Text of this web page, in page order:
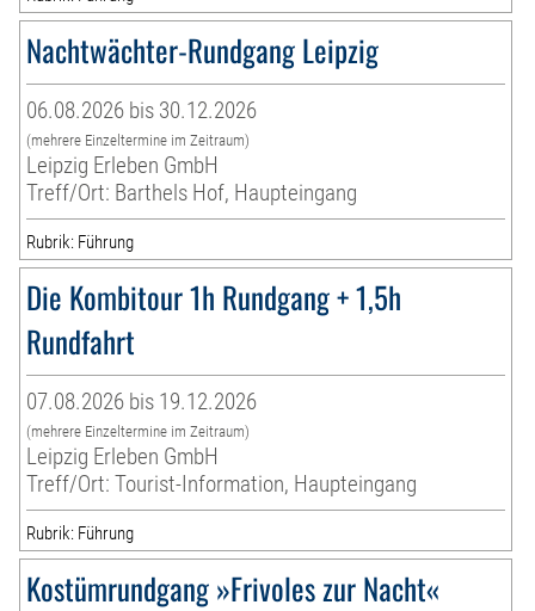
Nachtwächter-Rundgang Leipzig
06.08.2026 bis 30.12.2026
(mehrere Einzeltermine im Zeitraum)
Leipzig Erleben GmbH
Treff/Ort: Barthels Hof, Haupteingang
Rubrik: Führung
Die Kombitour 1h Rundgang + 1,5h
Rundfahrt
07.08.2026 bis 19.12.2026
(mehrere Einzeltermine im Zeitraum)
Leipzig Erleben GmbH
Treff/Ort: Tourist-Information, Haupteingang
Rubrik: Führung
Kostümrundgang »Frivoles zur Nacht«